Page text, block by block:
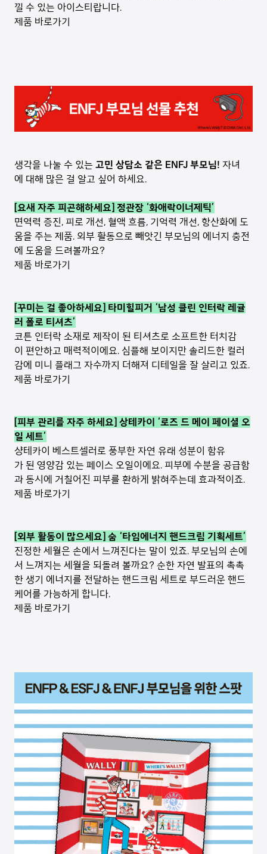
낄 수 있는 아이스티랍니다.
제품 바로가기
생각을 나눌 수 있는 고민 상담소 같은 ENFJ 부모님! 자녀
에 대해 많은 걸 알고 싶어 하세요.
[요새 자주 피곤해하세요] 정관장 ‘화애락이너제틱’
면역력 증진, 피로 개선, 혈액 흐름, 기억력 개선, 항산화에 도
움을 주는 제품. 외부 활동으로 빼앗긴 부모님의 에너지 충전
에 도움을 드려볼까요?
제품 바로가기
[꾸미는 걸 좋아하세요] 타미힐피거 ‘남성 클린 인터락 레귤
러 폴로 티셔츠’
코튼 인터락 소재로 제작이 된 티셔츠로 소프트한 터치감
이 편안하고 매력적이에요. 심플해 보이지만 솔리드한 컬러
감에 미니 플래그 자수까지 더해져 디테일을 잘 살리고 있죠.
제품 바로가기
[피부 관리를 자주 하세요] 상테카이 ‘로즈 드 메이 페이셜 오
일 세트’
샹테카이 베스트셀러로 풍부한 자연 유래 성분이 함유
가 된 영양감 있는 페이스 오일이에요. 피부에 수분을 공급함
과 동시에 거칠어진 피부를 환하게 밝혀주는데 효과적이죠.
제품 바로가기
[외부 활동이 많으세요] 숨 ‘타임에너지 핸드크림 기획세트’
진정한 세월은 손에서 느껴진다는 말이 있죠. 부모님의 손에
서 느껴지는 세월을 되돌려 볼까요? 순한 자연 발표의 촉촉
한 생기 에너지를 전달하는 핸드크림 세트로 부드러운 핸드
케어를 가능하게 합니다.
제품 바로가기